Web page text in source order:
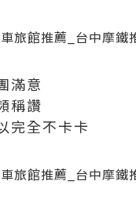
滿意
稱讚
完全不卡卡